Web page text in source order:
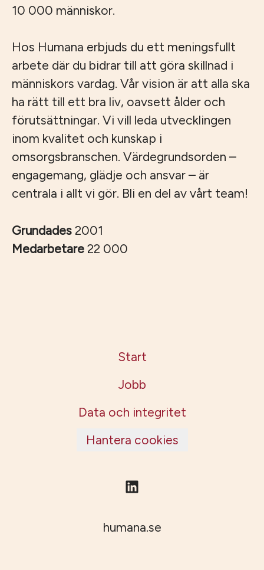
10 000 människor.
Hos Humana erbjuds du ett meningsfullt
arbete där du bidrar till att göra skillnad i
människors vardag. Vår vision är att alla ska
ha rätt till ett bra liv, oavsett ålder och
förutsättningar. Vi vill leda utvecklingen
inom kvalitet och kunskap i
omsorgsbranschen. Värdegrundsorden –
engagemang, glädje och ansvar – är
centrala i allt vi gör. Bli en del av vårt team!
Grundades 2001
Medarbetare 22 000
Start
Jobb
Data och integritet
Hantera cookies
humana.se